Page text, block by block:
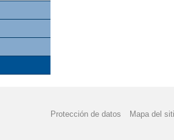
Protección de datos Mapa del